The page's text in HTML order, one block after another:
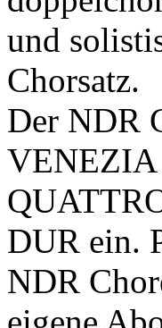
und
Chorsatz.
Der NDR
VENEZIA
DUR ein.
NDR